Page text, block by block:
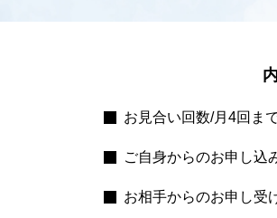
お見合い回数/月4回ま
ご自身からのお申し込
お相手からのお申し受